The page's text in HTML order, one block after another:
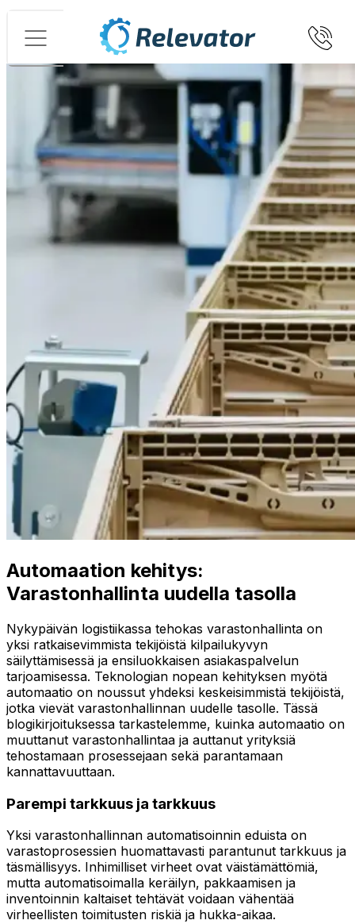
Valikko
Automaation kehitys:
Varastonhallinta uudella tasolla
Nykypäivän logistiikassa tehokas varastonhallinta on
yksi ratkaisevimmista tekijöistä kilpailukyvyn
säilyttämisessä ja ensiluokkaisen asiakaspalvelun
tarjoamisessa. Teknologian nopean kehityksen myötä
automaatio on noussut yhdeksi keskeisimmistä tekijöistä,
jotka vievät varastonhallinnan uudelle tasolle. Tässä
blogikirjoituksessa tarkastelemme, kuinka automaatio on
muuttanut varastonhallintaa ja auttanut yrityksiä
tehostamaan prosessejaan sekä parantamaan
kannattavuuttaan.
Parempi tarkkuus ja tarkkuus
Yksi varastonhallinnan automatisoinnin eduista on
varastoprosessien huomattavasti parantunut tarkkuus ja
täsmällisyys. Inhimilliset virheet ovat väistämättömiä,
mutta automatisoimalla keräilyn, pakkaamisen ja
inventoinnin kaltaiset tehtävät voidaan vähentää
virheellisten toimitusten riskiä ja hukka-aikaa.